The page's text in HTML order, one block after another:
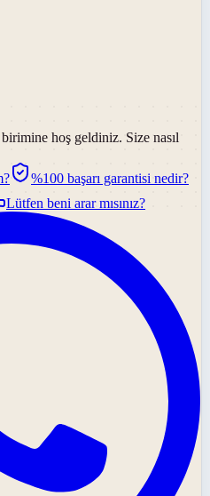
birimine hoş geldiniz. Size nasıl
%100 başarı garantisi nedir?
Lütfen beni arar mısınız?